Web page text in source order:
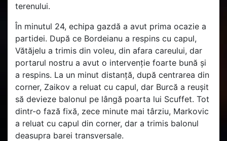
terenului.
În minutul 24, echipa gazdă a avut prima ocazie a
partidei. După ce Bordeianu a respins cu capul,
Vătăjelu a trimis din voleu, din afara careului, dar
portarul nostru a avut o intervenție foarte bună și
a respins. La un minut distanță, după centrarea din
corner, Zaikov a reluat cu capul, dar Burcă a reușit
să devieze balonul pe lângă poarta lui Scuffet. Tot
dintr-o fază fixă, zece minute mai târziu, Markovic
a reluat cu capul din corner, dar a trimis balonul
deasupra barei transversale.